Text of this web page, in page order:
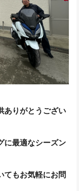
ありがとうござい
に最適なシーズン
てもお気軽にお問